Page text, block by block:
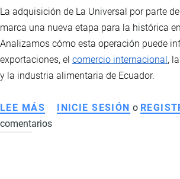
TENDENCIAS
La adquisición de La Universal por parte
marca una nueva etapa para la histórica
Analizamos cómo esta operación puede
exportaciones, el comercio internacional,
y la industria alimentaria de Ecuador.
LEE MÁS SOBRE
GRUPO
INICIE SESIÓN o
comentarios